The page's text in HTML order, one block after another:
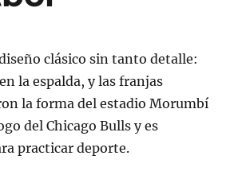
clásico sin tanto detalle:
la espalda, y las franjas
la forma del estadio Morumbí
del Chicago Bulls y es
practicar deporte.